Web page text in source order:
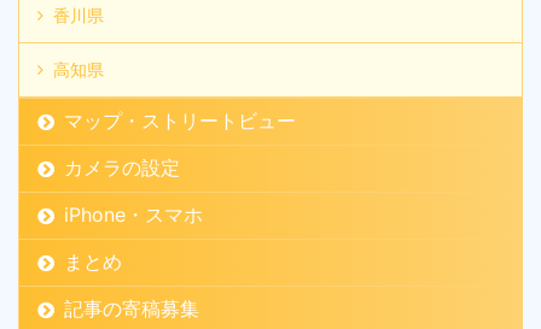
香川県
高知県
マップ・ストリートビュー
カメラの設定
iPhone・スマホ
まとめ
記事の寄稿募集